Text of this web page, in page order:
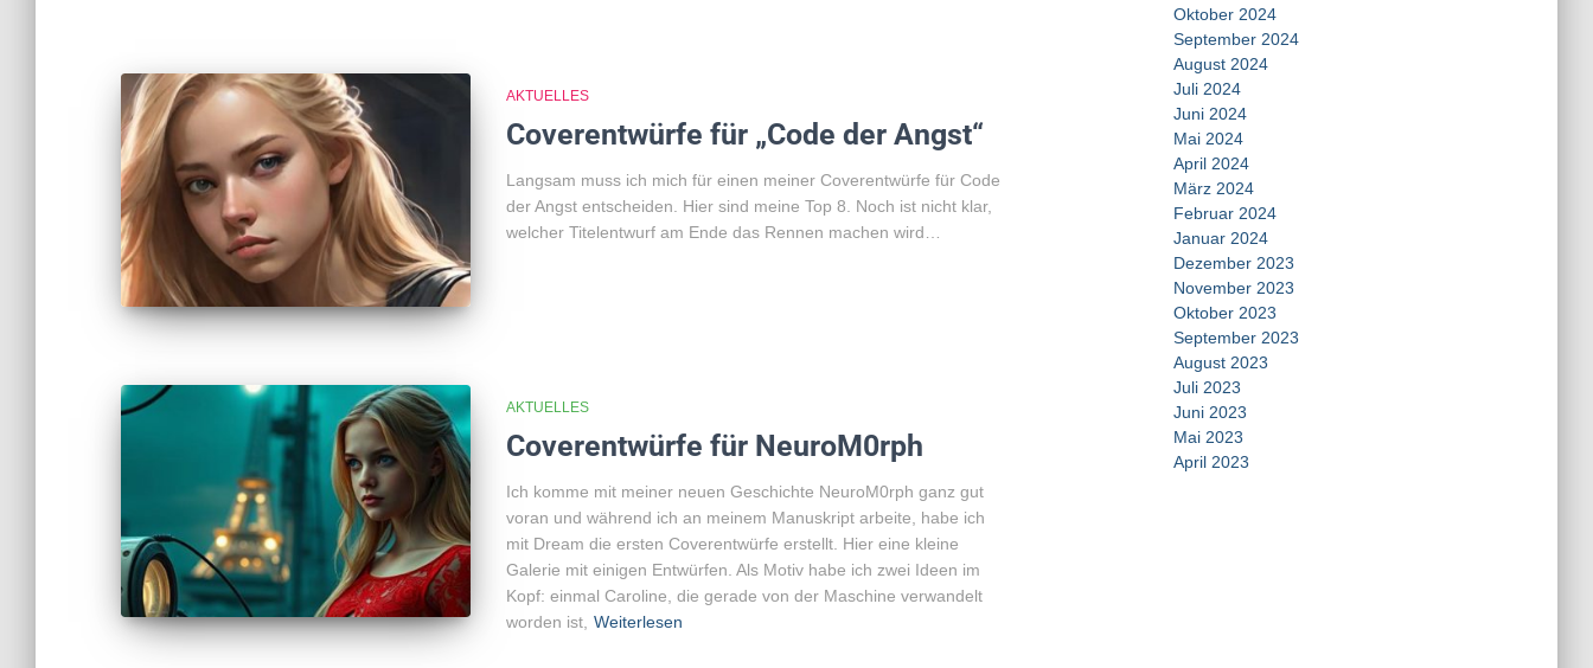
AKTUELLES
Coverentwürfe für „Code der Angst“
Langsam muss ich mich für einen meiner Coverentwürfe für Code
der Angst entscheiden. Hier sind meine Top 8. Noch ist nicht klar,
welcher Titelentwurf am Ende das Rennen machen wird…
AKTUELLES
Coverentwürfe für NeuroM0rph
Ich komme mit meiner neuen Geschichte NeuroM0rph ganz gut
voran und während ich an meinem Manuskript arbeite, habe ich
mit Dream die ersten Coverentwürfe erstellt. Hier eine kleine
Galerie mit einigen Entwürfen. Als Motiv habe ich zwei Ideen im
Kopf: einmal Caroline, die gerade von der Maschine verwandelt
worden ist, Weiterlesen
Oktober 2024
September 2024
August 2024
Juli 2024
Juni 2024
Mai 2024
April 2024
März 2024
Februar 2024
Januar 2024
Dezember 2023
November 2023
Oktober 2023
September 2023
August 2023
Juli 2023
Juni 2023
Mai 2023
April 2023